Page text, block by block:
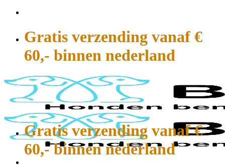
Gratis verzending vanaf €
60,- binnen nederland
Gratis verzending vanaf €
60,- binnen nederland